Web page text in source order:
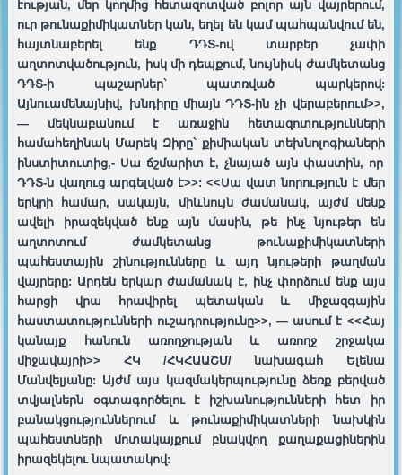
էության, մեր կողմից հետազոտված բոլոր այն վայրերում,
ուր թունաքիմիկատներ կան, եղել են կամ պահպանվ ում են,
հայտնաբերել ենք ԴԴՏ-ով տարբեր չափի
աղտոտվածություն, իսկ մի դեպքում, նույնիսկ ժամկետանց
ԴԴՏ-ի պաշարներ` պատռված պարկերով:
Այնուամենայնիվ, խնդիրը միայն ԴԴՏ-ին չի վերաբերում>>,
— մեկնաբանում է առաջին հետազոտությունների
համահեղինակ Մարեկ Զիրը` քիմիական տեխնոլոգիաների
ինստիտուտից,- Սա ճշմարիտ է, չնայած այն փաստին, որ
ԴԴՏ-ն վաղուց արգելված է>>: <<Սա վատ նորություն է մեր
երկրի համար, սակայն, միևնույն ժամանակ, այժմ մենք
ավելի իրազեկված ենքայն մասին, թե ինչ նյութեր են
աղտոտում ժամկետանց թունաքիմիկատների
պահեստային շինությունները և այդ նյութերի թաղման
վայրերը: Արդեն երկար ժամանակ է, ինչ փորձում ենք այս
հարցի վրա հրավիրել պետական և միջազգային
հաստատությունների ուշադրությունը>>, — ասում է <<Հայ
կանայք հանուն առողջության և առողջ շրջակա
միջավայրի>> ՀԿ /ՀԿՀԱԱՇՄ/
նախագահ Ելենա
Մանվելյանը: Այժմ այս կազմակերպությունը ձեռք բերված
տվյալներն օգտագործելու է իշխանությունների հետ իր
բանակցություններում և թունաքիմիկատների նախկին
պահեստների մոտակայքում բնակվող քաղաքացիներին
իրազեկելու նպատակով: